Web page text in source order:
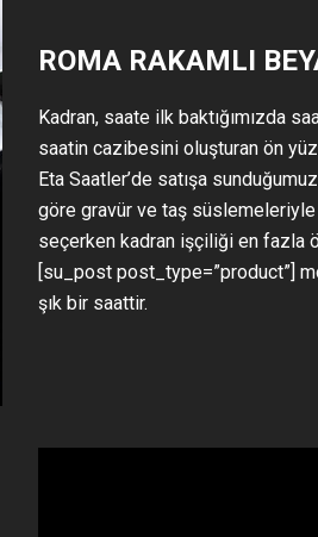
ROMA RAKAMLI
Kadran, saate ilk baktığımızda
saatin cazibesini oluşturan ön
Eta Saatler’de satışa
göre gravür ve taş
seçerken kadran işçiliği en fazla
[su_post post_type=”product”]
şık bir saattir.